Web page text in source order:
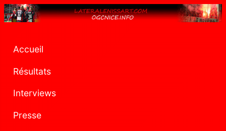
Accueil
Résultats
Interviews
Presse